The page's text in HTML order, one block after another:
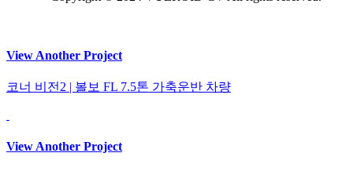
View Another Project
코너 비전2 | 볼보 FL 7.5톤 가축운반 차량
View Another Project